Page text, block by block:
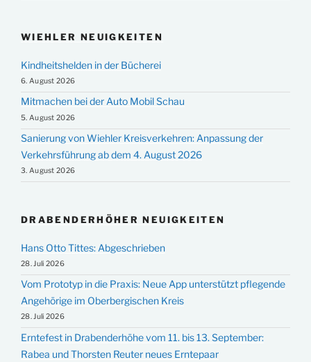
WIEHLER NEUIGKEITEN
Kindheitshelden in der Bücherei
6. August 2026
Mitmachen bei der Auto Mobil Schau
5. August 2026
Sanierung von Wiehler Kreisverkehren: Anpassung der
Verkehrsführung ab dem 4. August 2026
3. August 2026
DRABENDERHÖHER NEUIGKEITEN
Hans Otto Tittes: Abgeschrieben
28. Juli 2026
Vom Prototyp in die Praxis: Neue App unterstützt pflegende
Angehörige im Oberbergischen Kreis
28. Juli 2026
Erntefest in Drabenderhöhe vom 11. bis 13. September:
Rabea und Thorsten Reuter neues Erntepaar